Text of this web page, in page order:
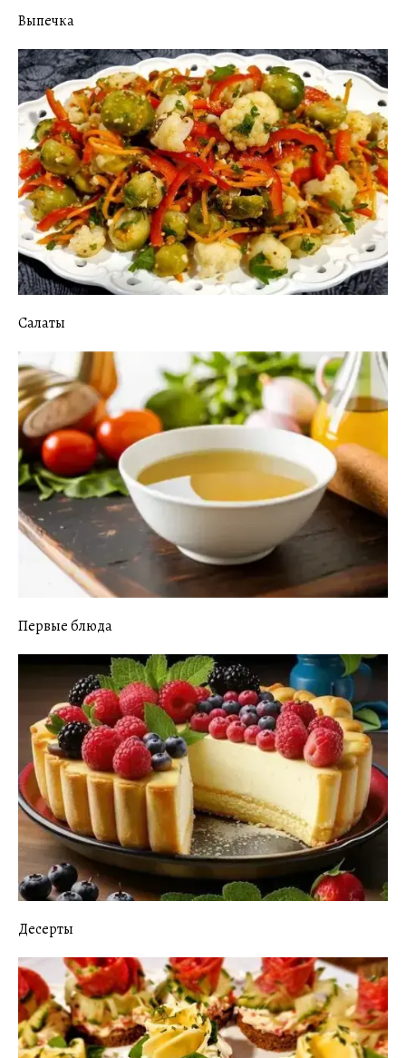
Выпечка
Салаты
Первые блюда
Десерты